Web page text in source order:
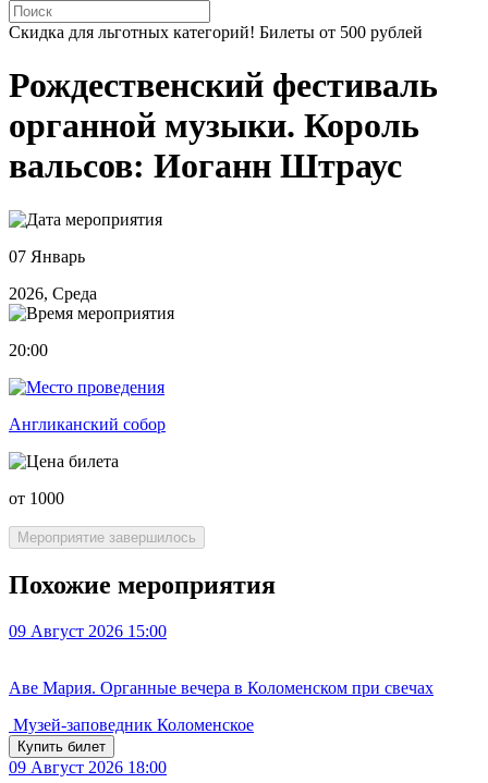
Скидка для льготных категорий! Билеты от 500 рублей
Рождественский фестиваль
органной музыки. Король
вальсов: Иоганн Штраус
07 Январь
2026, Среда
20:00
Англиканский собор
от 1000
Мероприятие завершилось
Похожие мероприятия
09 Август 2026 15:00
Аве Мария. Органные вечера в Коломенском при свечах
Музей-заповедник Коломенское
Купить билет
09 Август 2026 18:00